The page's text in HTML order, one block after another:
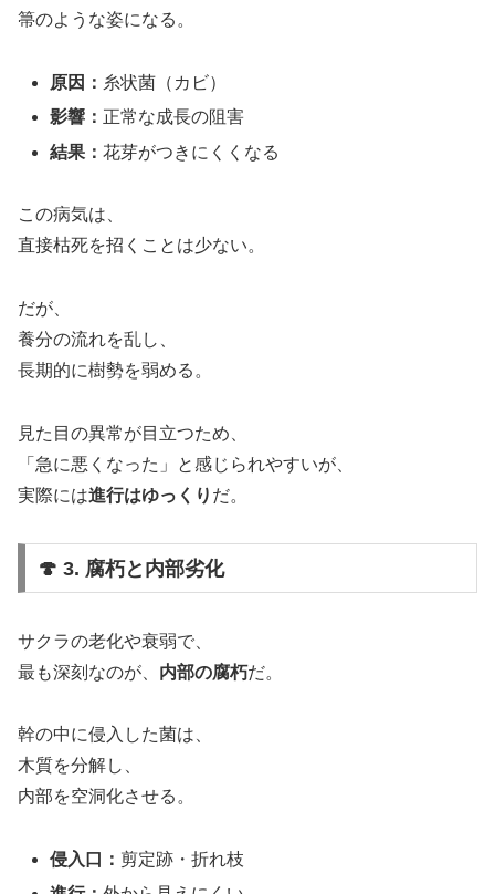
箒のような姿になる。
原因： 糸状菌（カビ）
影響： 正常な成長の阻害
結果：花芽がつきにくくなる
この病気は、
直接枯死を招くことは少ない。
だが、
養分の流れを乱し、
長期的に樹勢を弱める。
見た目の異常が目立つため、
「急に悪くなった」と感じられやすいが、
実際には進行はゆっくり だ。
🍄 3. 腐朽と内部劣化
サクラの老化や衰弱で、
最も深刻なのが、 内部の腐朽だ。
幹の中に侵入した菌は、
木質を分解し、
内部を空洞化させる。
侵入口： 剪定跡・折れ枝